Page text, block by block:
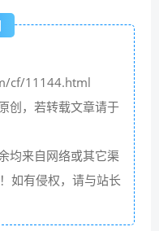
cf/11144.html
创，若转载文章请于
均来自网络或其它渠
如有侵权，请与站长